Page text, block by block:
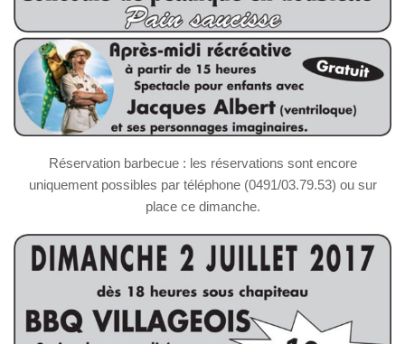
Réservation barbecue : les réservations sont encore
uniquement possibles par téléphone (0491/03.79.53) ou sur
place ce dimanche.